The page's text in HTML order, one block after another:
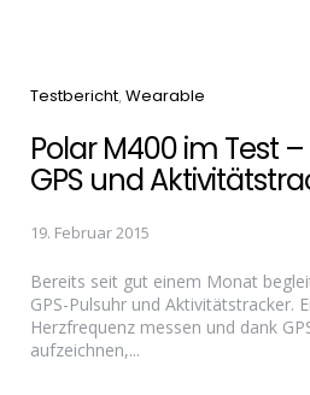
Categories
Testbericht Wearable
Polar M400 im Test
GPS und
19. Februar 2015
Bereits seit gut einem Monat
GPS-Pulsuhr und Aktivitätstracker.
Herzfrequenz messen und dank
aufzeichnen,...